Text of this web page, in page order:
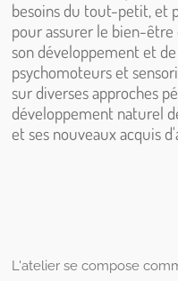
besoins du tout-petit, et
pour assurer le bien-
son développement et
psychomoteurs et
sur diverses approches
développement naturel
et ses nouveaux acquis
L'atelier se compose